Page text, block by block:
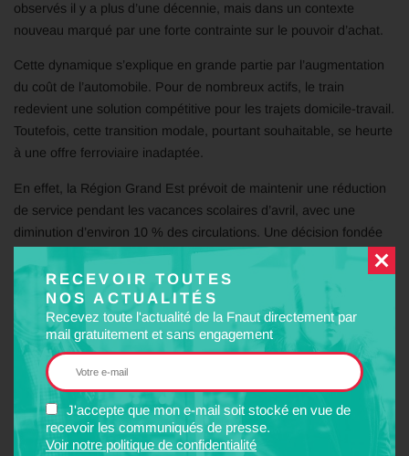
RECEVOIR TOUTES
NOS ACTUALITÉS
Recevez toute l'actualité de la Fnaut directement par
mail gratuitement et sans engagement
J'accepte que mon e-mail soit stocké en vue de
recevoir les communiqués de presse.
Voir notre politique de confidentialité
observés il y a plus d’une décennie, mais dans un contexte
nouveau marqué par une forte contrainte sur le pouvoir d’achat.
Cette dynamique s’explique en grande partie par l’augmentation
du coût de l’automobile. Pour de nombreux actifs, le train
redevient une solution compétitive pour les trajets domicile-travail.
Toutefois, cette transition modale, pourtant souhaitable, se heurte
à une offre ferroviaire inadaptée.
En effet, la Région Grand Est prévoit de maintenir une réduction
de service pendant les vacances scolaires d’avril, avec une
diminution d’environ 10 % des circulations. Une décision fondée
sur des observations passées de baisse de fréquentation liées à
l’absence des scolaires. Mais ce raisonnement apparaît
aujourd’hui dépassé : les besoins de mobilité des travailleurs
demeurent, et la hausse du prix des carburants modifie
profondément les comportements de déplacement.
La Fnaut Grand Est alerte sur les conséquences de cette
politique. Réduire l’offre dans un contexte de demande
croissante risque non seulement d’aggraver la saturation
des trains, mais aussi de décourager les usagers, en